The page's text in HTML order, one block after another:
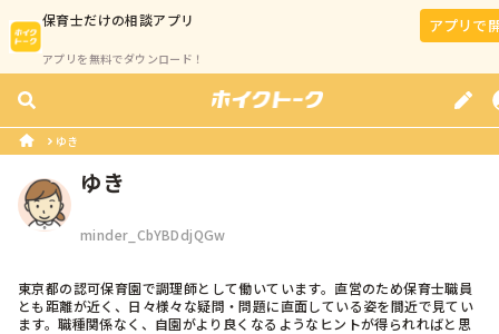
保育士だけの相談アプリ
アプリを無料でダウンロード！
アプリで
ゆき
ゆき
minder_CbYBDdjQGw
東京都の認可保育園で調理師として働いています。直営のため保育士職員
とも距離が近く、日々様々な疑問・問題に直面している姿を間近で見てい
ます。職種関係なく、自園がより良くなるようなヒントが得られればと思